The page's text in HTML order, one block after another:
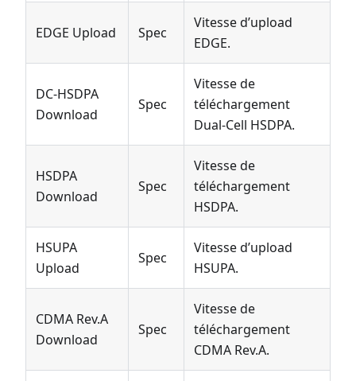
EDGE Upload Spec
Vitesse d’upload
EDGE.
DC-HSDPA
Download
Spec
Vitesse de
téléchargement
Dual-Cell HSDPA.
HSDPA
Download
Spec
Vitesse de
téléchargement
HSDPA.
HSUPA
Upload
Spec
Vitesse d’upload
HSUPA.
CDMA Rev.A
Download
Spec
Vitesse de
téléchargement
CDMA Rev.A.